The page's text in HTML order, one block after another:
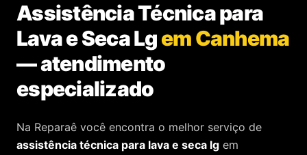
Assistência Técnica para
Lava e Seca Lgem Canhema
—atendimento
especializado
Na Reparaê você encontra o melhor serviço de
assistência técnica para lava e seca lg em